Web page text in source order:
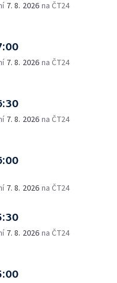
7. 8. 2026 na ČT24
7. 8. 2026 na ČT24
7. 8. 2026 na ČT24
7. 8. 2026 na ČT24
7. 8. 2026 na ČT24